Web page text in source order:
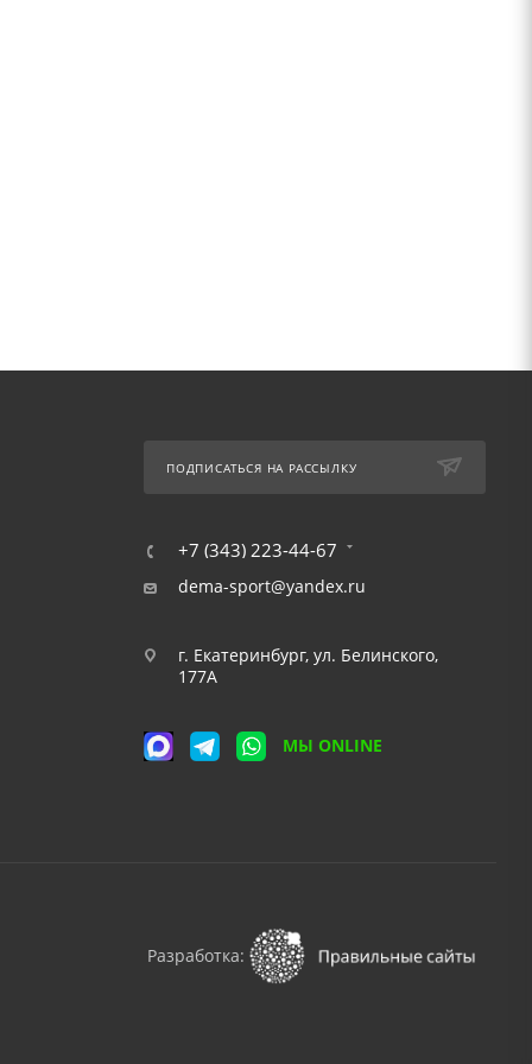
ПОДПИСАТЬСЯ НА РАССЫЛКУ
+7 (343) 223-44-67
dema-sport@yandex.ru
г. Екатеринбург, ул. Белинского,
177А
МЫ ONLINE
Разработка: